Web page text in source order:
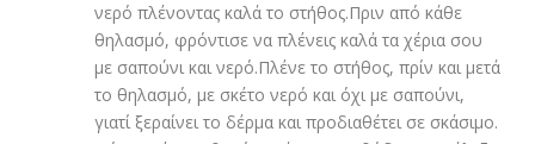
νερό πλένοντας καλά το στήθος.Πριν από κάθε
θηλασμό, φρόντισε να πλένεις καλά τα χέρια σου
με σαπούνι και νερό.Πλένε το στήθος, πρίν και μετά
το θηλασμό, με σκέτο νερό και όχι με σαπούνι,
γιατί ξεραίνει το δέρμα και προδιαθέτει σε σκάσιμο.